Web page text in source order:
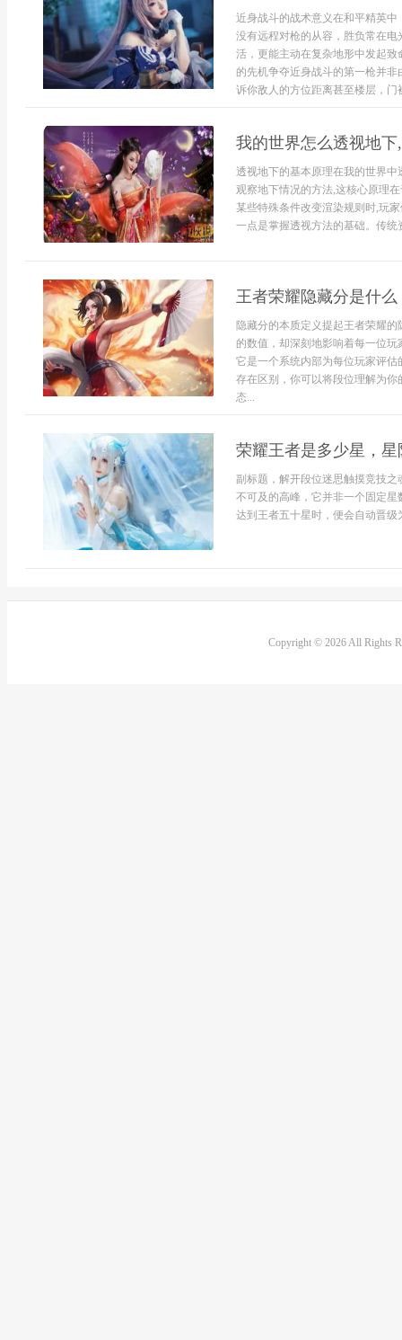
近身战斗的战术意义在和平精英
没有远程对枪的从容，胜负常在
活，更能主动在复杂地形中发起
的先机争夺近身战斗的第一枪并
诉你敌人的方位距离甚至楼层，门
我的世界怎么透视地
透视地下的基本原理在我的世界
观察地下情况的方法,这核心原理
某些特殊条件改变渲染规则时,玩
一点是掌握透视方法的基础。传统
王者荣耀隐藏分是什
隐藏分的本质定义提起王者荣耀
的数值，却深刻地影响着每一位玩
它是一个系统内部为每位玩家评
存在区别，你可以将段位理解为
态...
荣耀王者是多少星，
副标题，解开段位迷思触摸竞技
不可及的高峰，它并非一个固定
达到王者五十星时，便会自动晋
Copyright © 2026 All Rights